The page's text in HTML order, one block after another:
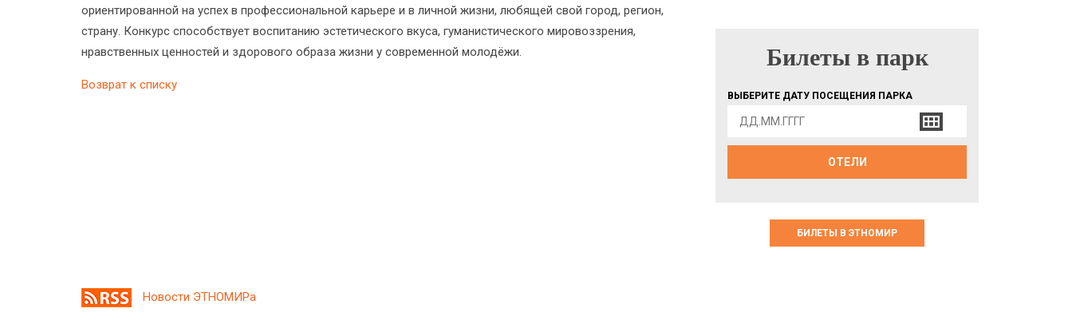
ориентированной на успех в профессиональной карьере и в личной жизни, любящей свой город, регион,
страну. Конкурс способствует воспитанию эстетического вкуса, гуманистического мировоззрения,
нравственных ценностей и здорового образа жизни у современной молодёжи.
Возврат к списку
БИЛЕТЫ В ПАРК
Билеты в парк
ВЫБЕРИТЕ ДАТУ ПОСЕЩЕНИЯ ПАРКА
ОТЕЛИ
БИЛЕТЫ В ЭТНОМИР
Новости ЭТНОМИРа